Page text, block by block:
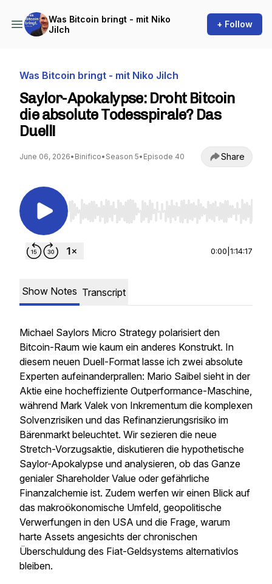
Was Bitcoin bringt - mit Niko
Jilch
+ Follow
Was Bitcoin bringt - mit Niko Jilch
Saylor-Apokalypse: Droht Bitcoin
die absolute Todesspirale? Das
Duell!
June 06, 2026• Binifico• Season 5• Episode 40 Share
Use Left/Right to seek, Home/End to jump to
0:00 1:14:17
Show Notes Transcript
Michael Saylors Micro Strategy polarisiert den
Bitcoin-Raum wie kaum ein anderes Konstrukt. In
diesem neuen Duell-Format lasse ich zwei absolute
Experten aufeinanderprallen: Mario Saibel sieht in der
Aktie eine hocheffiziente Outperformance-Maschine,
während Mark Valek von Inkrementum die komplexen
Solvenzrisiken und das Refinanzierungsrisiko im
Bärenmarkt beleuchtet. Wir sezieren die neue
Stretch-Vorzugsaktie, diskutieren die hypothetische
Saylor-Apokalypse und analysieren, ob das Ganze
genialer Shareholder Value oder gefährliche
Finanzalchemie ist. Zudem werfen wir einen Blick auf
das makroökonomische Umfeld, geopolitische
Verwerfungen in den USA und die Frage, warum
harte Assets angesichts der chronischen
Überschuldung des Fiat-Geldsystems alternativlos
bleiben.